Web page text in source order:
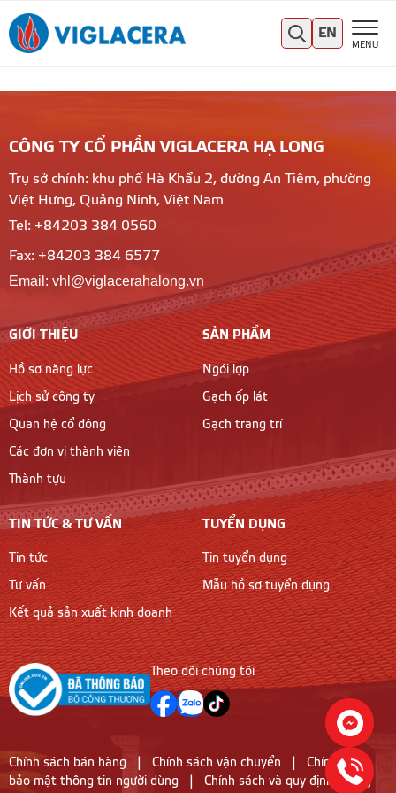
MENU
EN
CÔNG TY CỔ PHẦN VIGLACERA HẠ LONG
Trụ sở chính: khu phố Hà Khẩu 2, đường An Tiêm, phường
Việt Hưng, Quảng Ninh, Việt Nam
Tel: +84203 384 0560
Fax: +84203 384 6577
Email: vhl@viglacerahalong.vn
GIỚI THIỆU
Hồ sơ năng lực
Lịch sử công ty
Quan hệ cổ đông
Các đơn vị thành viên
Thành tựu
SẢN PHẨM
Ngói lợp
Gạch ốp lát
Gạch trang trí
TIN TỨC & TƯ VẤN
Tin tức
Tư vấn
Kết quả sản xuất kinh doanh
TUYỂN DỤNG
Tin tuyển dụng
Mẫu hồ sơ tuyển dụng
Theo dõi chúng tôi
Chính sách bán hàng Chính sách vận chuyển
Chính sách
bảo mật thông tin người dùng
Chính sách và quy định chung